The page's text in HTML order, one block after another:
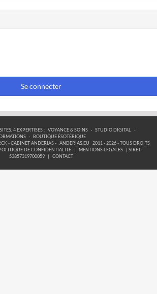
Se connecter
4 EXPERTISES : VOYANCE & SOINS · STUDIO DIGITAL
·
· BOUTIQUE ÉSOTÉRIQUE
- CABINET ANDERIAS - ANDERIAS.EU
2011 - 2026 - TOUS DROITS
DE CONFIDENTIALITÉ | MENTIONS LÉGALES
| SIRET :
53857319700059
| CONTACT